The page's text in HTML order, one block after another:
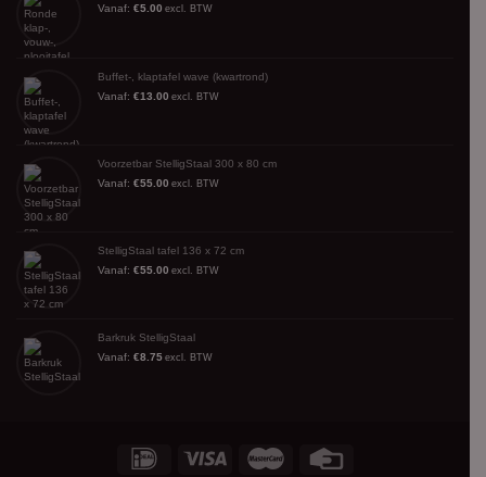
Vanaf: €5.00 excl. BTW
Buffet-, klaptafel wave (kwartrond)
Vanaf: €13.00 excl. BTW
Voorzetbar StelligStaal 300 x 80 cm
Vanaf: €55.00 excl. BTW
StelligStaal tafel 136 x 72 cm
Vanaf: €55.00 excl. BTW
Barkruk StelligStaal
Vanaf: €8.75 excl. BTW